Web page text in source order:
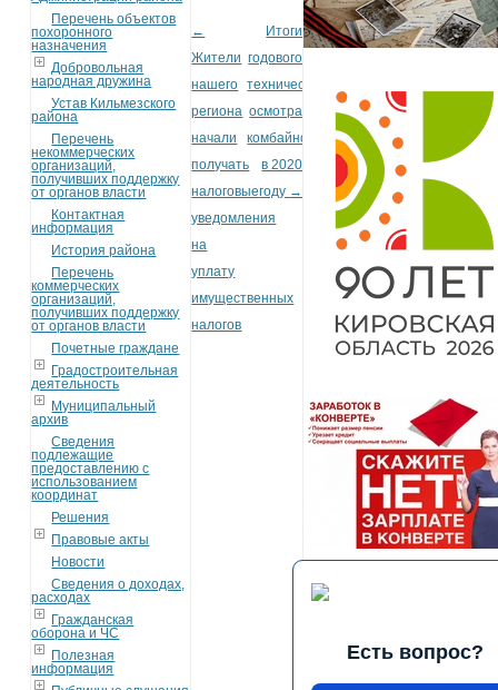
Перечень объектов
похоронного
назначения
Добровольная
народная дружина
Устав Кильмезского
района
Перечень
некоммерческих
организаций,
получивших поддержку
от органов власти
Контактная
информация
История района
Перечень
коммерческих
организаций,
получивших поддержку
от органов власти
Почетные граждане
Градостроительная
деятельность
Муниципальный
архив
Сведения
подлежащие
предоставлению с
использованием
координат
Решения
Правовые акты
Новости
Сведения о доходах,
расходах
Гражданская
оборона и ЧС
Полезная
информация
Post navigation
←
Жители
нашего
региона
начали
получать
налоговые
уведомления
на
уплату
имущественных
налогов
Итоги
годового
технического
осмотра
комбайнов
в 2020
году →
Есть вопрос?